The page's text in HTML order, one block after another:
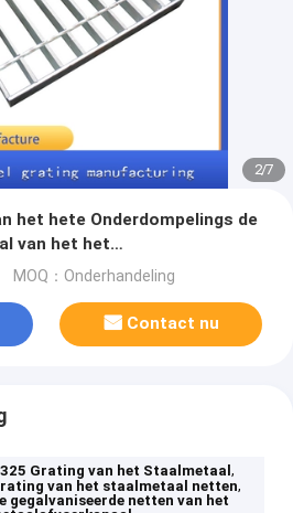
2/7
het hete Onderdompelings de
van het het
Afvoerkanaalnetten Netten
MOQ：Onderhandeling
Contact nu
Grating van het Staalmetaal,
van het staalmetaal netten,
gegalvaniseerde netten van het